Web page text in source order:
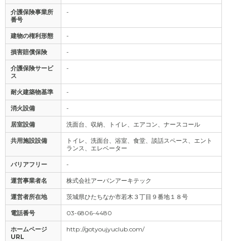
介護保険事業所
番号
-
建物の権利形態 -
損害賠償保険 -
介護保険サービ
ス
-
耐火建築物基準 -
消火設備 -
居室設備 洗面台、収納、トイレ、エアコン、ナースコール
共用施設設備
トイレ、洗面台、浴室、食堂、談話スペース、エント
ランス、エレベーター
バリアフリー -
運営事業者名 株式会社アーバンアーキテック
運営者所在地 茨城県ひたちなか市若木３丁目９番地１８号
電話番号 03-6806-4480
ホームページ
URL
http://gotyoujyuclub.com/